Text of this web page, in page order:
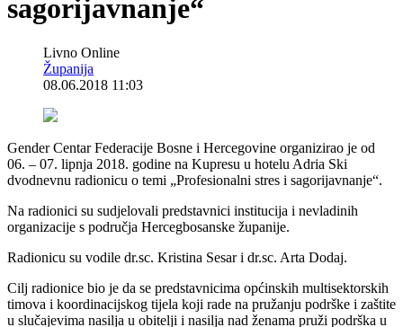
sagorijavnanje“
Livno Online
Županija
08.06.2018 11:03
Gender Centar Federacije Bosne i Hercegovine organizirao je od
06. – 07. lipnja 2018. godine na Kupresu u hotelu Adria Ski
dvodnevnu radionicu o temi „Profesionalni stres i sagorijavnanje“.
Na radionici su sudjelovali predstavnici institucija i nevladinih
organizacije s područja Hercegbosanske županije.
Radionicu su vodile dr.sc. Kristina Sesar i dr.sc. Arta Dodaj.
Cilj radionice bio je da se predstavnicima općinskih multisektorskih
timova i koordinacijskog tijela koji rade na pružanju podrške i zaštite
u slučajevima nasilja u obitelji i nasilja nad ženama pruži podrška u